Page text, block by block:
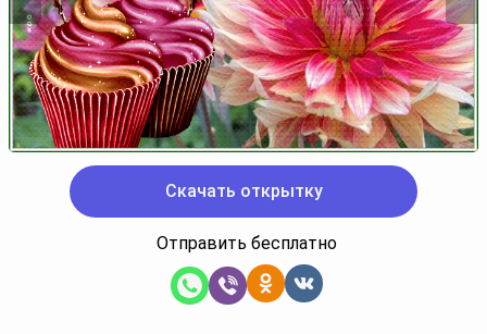
Скачать открытку
Отправить бесплатно